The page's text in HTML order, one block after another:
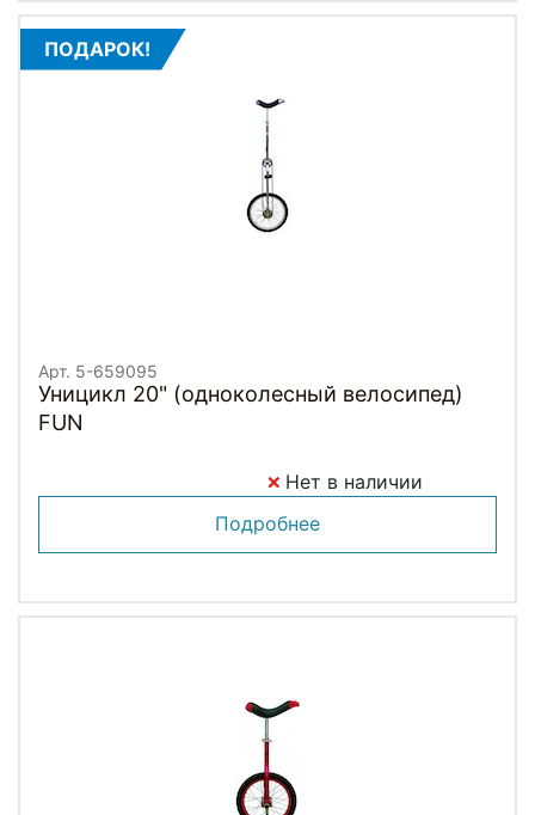
ПОДАРОК!
Арт. 5-659095
Уницикл 20" (одноколесный велосипед)
FUN
Нет в наличии
Подробнее